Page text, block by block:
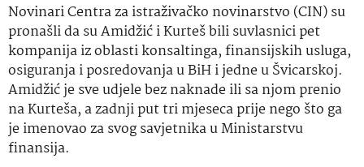
Novinari Centra za istraživačko novinarstvo (CIN) su
pronašli da su Amidžić i Kurteš bili suvlasnici pet
kompanija iz oblasti konsaltinga, finansijskih usluga,
osiguranja i posredovanja u BiH i jedne u Švicarskoj.
Amidžić je sve udjele bez naknade ili sa njom prenio
na Kurteša, a zadnji put tri mjeseca prije nego što ga
je imenovao za svog savjetnika u Ministarstvu
finansija.